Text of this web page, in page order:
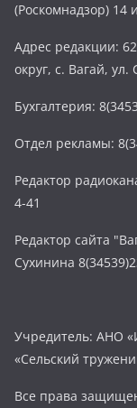
(Роскомнадзор) 14
Адрес редакции:
округ, с. Вагай, ул.
Бухгалтерия:
Отдел рекламы:
Редактор
4-41
Редактор сайта
Сухинина
Учредитель: АНО
«Сельский
Все права